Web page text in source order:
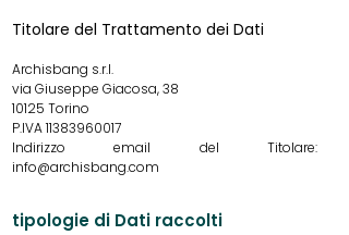
Titolare del Trattamento dei Dati
Archisbang s.r.l.
via Giuseppe Giacosa, 38
10125 Torino
P.IVA11383960017
Indirizzo email del Titolare:
info@archisbang.com
tipologie di Dati raccolti